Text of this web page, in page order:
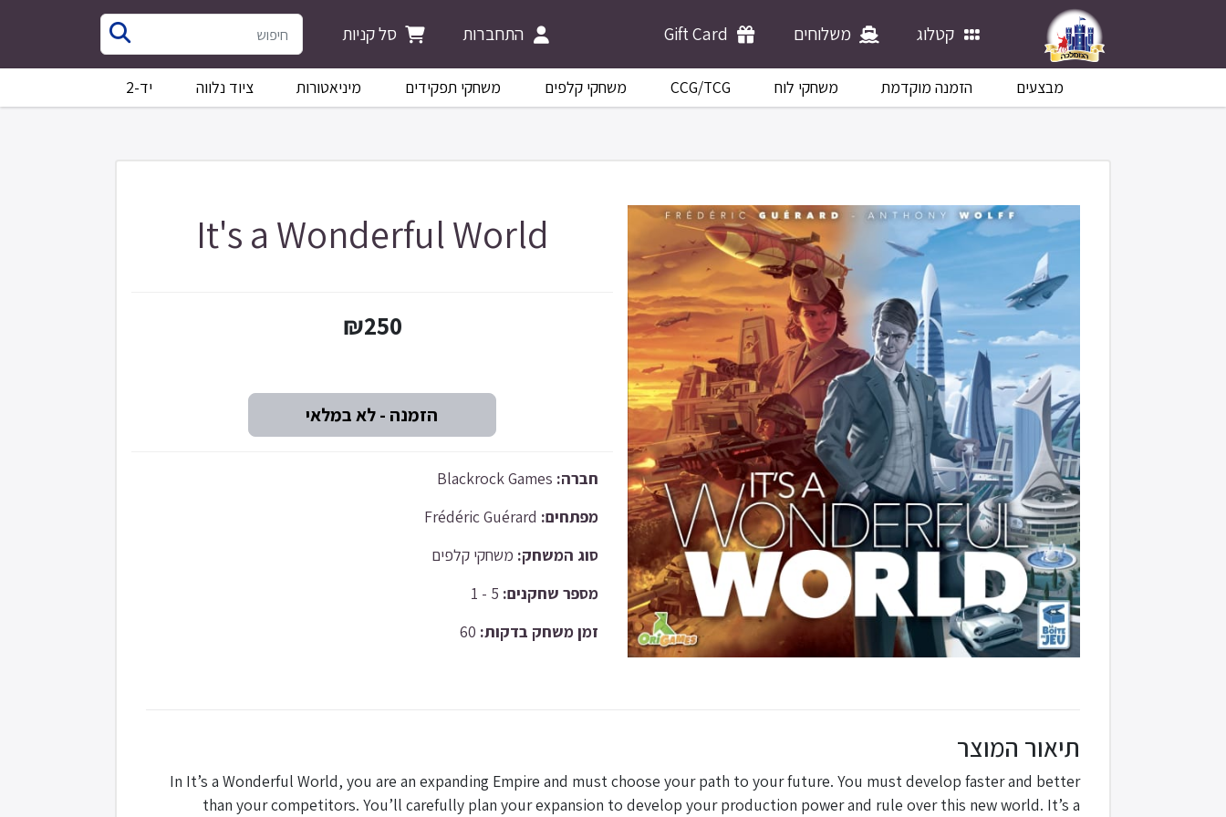
קטלוג משלוחים Gift Card התחברות סל קניות
מבצעים הזמנה מוקדמת משחקי לוח CCG/TCG משחקי קלפים משחקי תפקידים מיניאטורות ציוד נלווה יד-2
It's a Wonderful World
₪250
חברה:
מפתחים:
סוג המשחק: משחקי קלפים
מספר שחקנים:
זמן משחק בדקות:
תיאור המוצר
In It’s a Wonderful World, you are an expanding Empire and must choose your path to your future. You must develop faster and better
than your competitors. You’ll carefully plan your expansion to develop your production power and rule over this new world. It’s a